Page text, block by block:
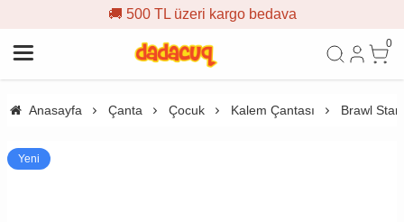
🚚 500 TL üzeri kargo bedava
0
Anasayfa Çanta Çocuk Kalem Çantası Brawl
Yeni